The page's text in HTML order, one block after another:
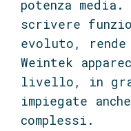
potenza
scrivere
evoluto,
Weintek
livello, in
impiegate
complessi.